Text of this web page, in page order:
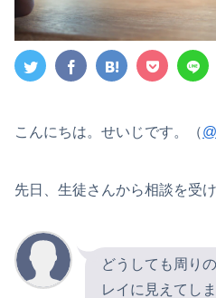
こんにちは。せいじです。（
先日、生徒さんから相談を受け
どうしても周り
レイに見えてし